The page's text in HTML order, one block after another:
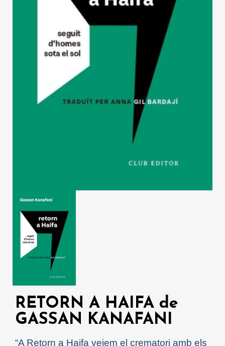
RETORN A HAIFA de
GASSAN KANAFANI
“A Retorn a Haifa veiem el crematori amb els